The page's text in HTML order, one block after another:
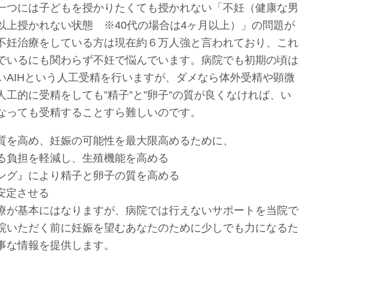
つには子どもを授かりたくても授かれない「不妊（健康な男
上授かれない状態 ※40代の場合は4ヶ月以上）」の問題が
妊治療をしている方は現在約６万人強と言われており、これ
いるにも関わらず不妊で悩んでいます。病院でも初期の頃は
AIHという人工受精を行いますが、ダメなら体外受精や顕微
的に受精をしても”精子”と”卵子”の質が良くなければ、い
ても受精することすら難しいのです。
高め、妊娠の可能性を最大限高めるために、
負担を軽減し、生殖機能を高める
グ』により精子と卵子の質を高める
定させる
が基本にはなりますが、病院では行えないサポートを当院で
いただく前に妊娠を望むあなたのために少しでも力になるた
情報を提供します。